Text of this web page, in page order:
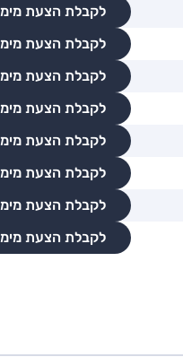
לקבלת הצעת
לקבלת הצעת
לקבלת הצעת
לקבלת הצעת
לקבלת הצעת
לקבלת הצעת
לקבלת הצעת
לקבלת הצעת